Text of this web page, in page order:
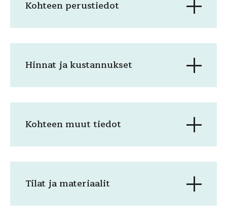
Kohteen perustiedot
Hinnat ja kustannukset
Kohteen muut tiedot
Tilat ja materiaalit